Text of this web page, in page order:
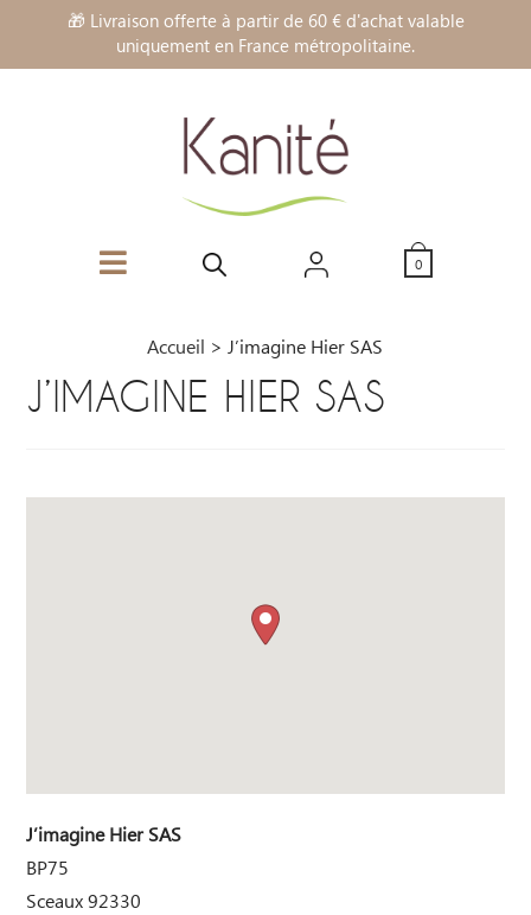
🎁 Livraison offerte à partir de 60 € d'achat valable
uniquement en France métropolitaine.
0
Accueil >J’imagine Hier SAS
J’IMAGINE HIER SAS
J’imagine Hier SAS
BP75
Sceaux92330